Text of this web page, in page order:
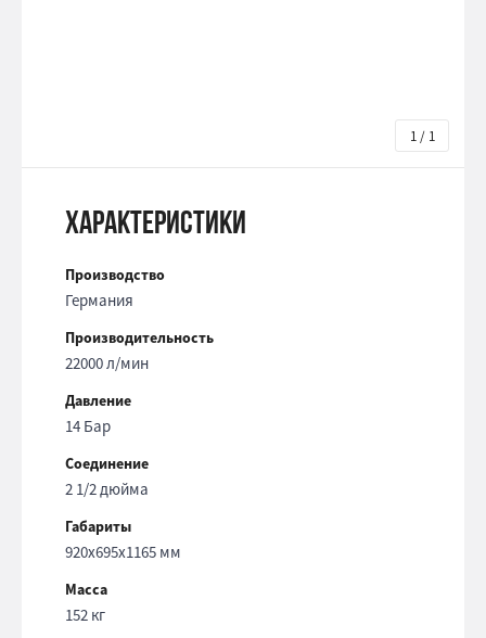
1 / 1
Характеристики
Производство
Германия
Производительность
22000 л/мин
Давление
14 Бар
Соединение
2 1/2 дюйма
Габариты
920x695x1165 мм
Масса
152 кг